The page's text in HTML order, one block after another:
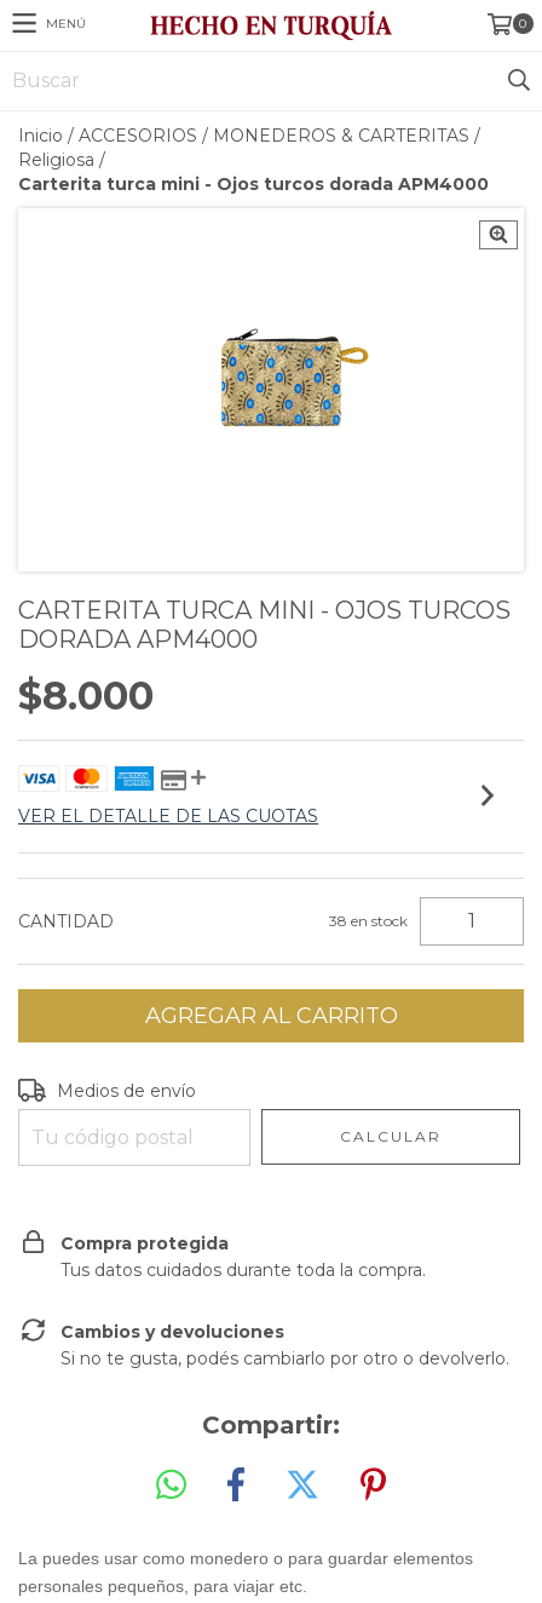
MENÚ 0
Inicio / ACCESORIOS / MONEDEROS & CARTERITAS /
Religiosa /
Carterita turca mini - Ojos turcos dorada APM4000
CARTERITA TURCA MINI - OJOS TURCOS
DORADA APM4000
$8.000
VER EL DETALLE DE LAS CUOTAS
CANTIDAD 38 en stock
Entregas para el CP:
Medios de envío
CALCULAR
Compra protegida
Tus datos cuidados durante toda la compra.
Cambios y devoluciones
Si no te gusta, podés cambiarlo por otro o devolverlo.
Compartir:
La puedes usar como monedero o para guardar elementos
personales pequeños, para viajar etc.